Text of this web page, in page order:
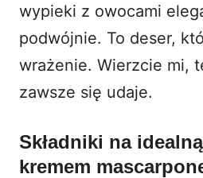
wypieki z owocami
podwójnie. To deser,
wrażenie. Wierzcie mi,
zawsze się udaje.
Składniki na
kremem